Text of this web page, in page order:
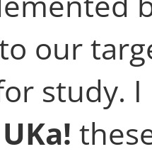
our
study.
UKa!